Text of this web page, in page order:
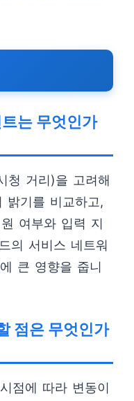
는 무엇인가
청 거리)을 고려해
밝기를 비교하고,
여부와 입력 지
의 서비스 네트워
큰 영향을 줍니
점은 무엇인가
점에 따라 변동이